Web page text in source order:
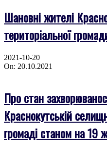
Шановні жителі
територіальної
2021-10-20
On: 20.10.2021
Про стан
Краснокутській
громаді станом на 19